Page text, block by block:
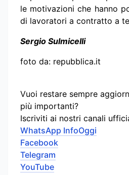
le motivazioni che hanno
di lavoratori a contratto a
Sergio Sulmicelli
foto da: repubblica.it
Vuoi restare sempre
più importanti?
Iscriviti ai nostri canali
WhatsApp InfoOggi
Facebook
Telegram
YouTube